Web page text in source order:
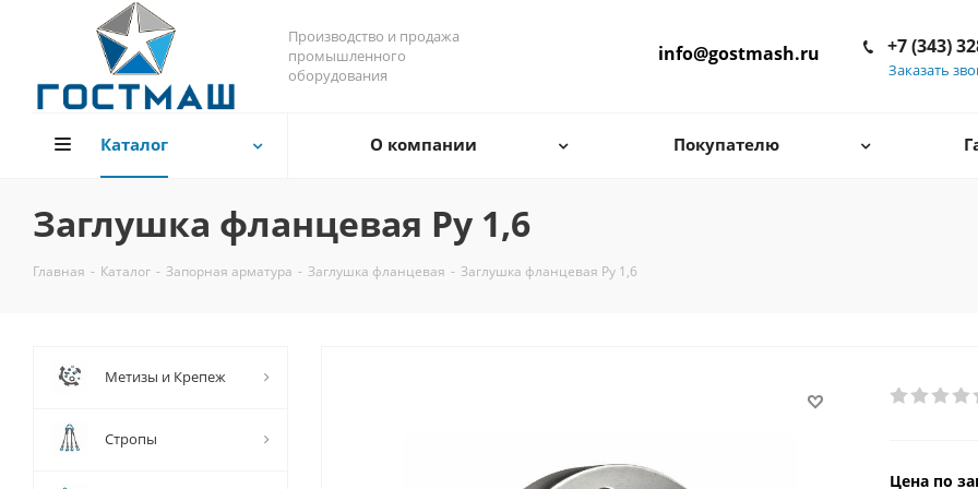
Производство и продажа
промышленного
оборудования
+7 (343)
Заказать
info@gostmash.ru
Каталог О компании Покупателю
Заглушка фланцевая Pу 1,6
Главная - Каталог - Запорная арматура - Заглушка фланцевая - Заглушка фланцевая Pу 1,6
Цена по
Метизы и Крепеж
Стропы